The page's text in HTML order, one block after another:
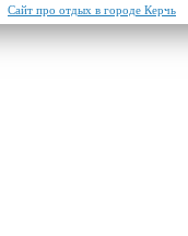
Сайт про отдых в городе Керчь